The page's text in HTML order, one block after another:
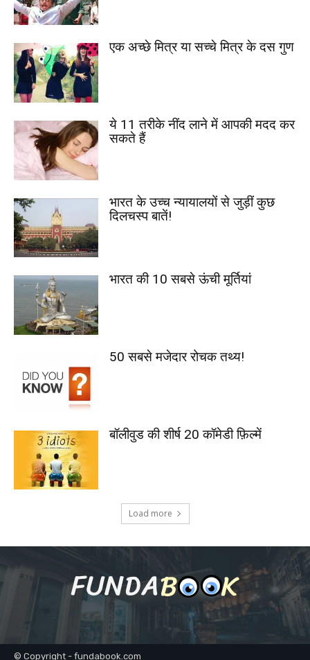
एक अच्छे मित्र या सच्चे मित्र के दस गुण
ये 11 तरीके नींद लाने में आपकी मदद कर
सकते हैं
भारत के उच्च न्यायालयों से जुड़ीं कुछ
दिलचस्प बातें!
भारत की 10 सबसे ऊंची मूर्तियां
50 सबसे मजेदार रोचक तथ्य!
बॉलीवुड की शीर्ष 20 कॉमेडी फ़िल्में
Load more
© Copyright - fundabook.com